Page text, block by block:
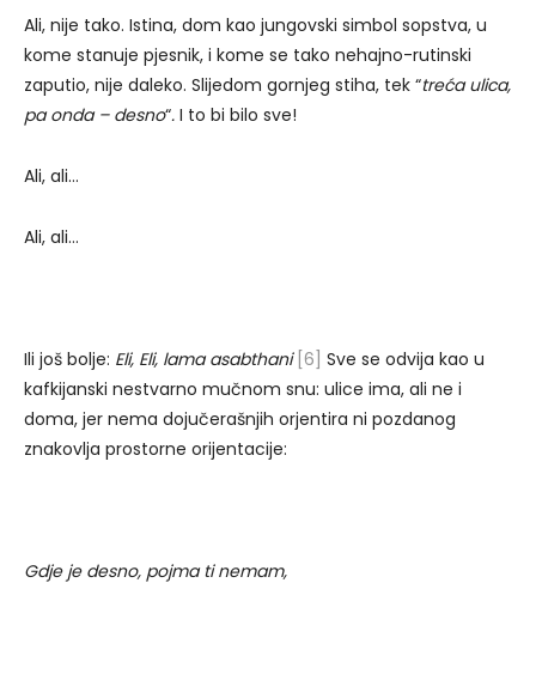
Ali, nije tako. Istina, dom kao jungovski simbol sopstva, u
kome stanuje pjesnik, i kome se tako nehajno-rutinski
zaputio, nije daleko. Slijedom gornjeg stiha, tek “treća ulica,
pa onda – desno“. I to bi bilo sve!
Ali, ali…
Ali, ali…
Ili još bolje: Eli, Eli, lama asabthani [6] Sve se odvija kao u
kafkijanski nestvarno mučnom snu: ulice ima, ali ne i
doma, jer nema dojučerašnjih orjentira ni pozdanog
znakovlja prostorne orijentacije:
Gdje je desno, pojma ti nemam,